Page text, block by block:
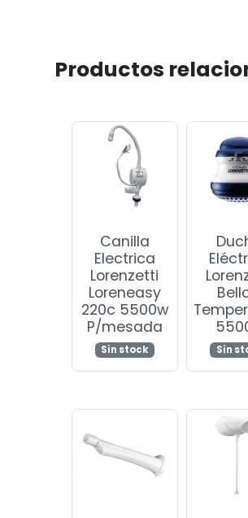
Productos
Canilla
Electrica
Lorenzetti
Loreneasy
220c 5500w
P/mesada
Sin stock Sin